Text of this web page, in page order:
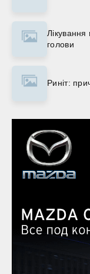
голови
Риніт: